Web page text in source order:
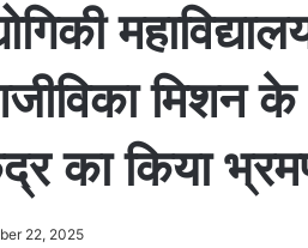
मिशन
का किया
22, 2025